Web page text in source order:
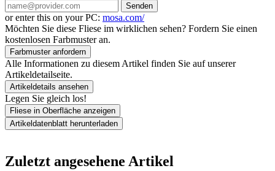
Senden
or enter this on your PC: mosa.com/
Möchten Sie diese Fliese im wirklichen sehen? Fordern Sie einen
kostenlosen Farbmuster an.
Farbmuster anfordern
Alle Informationen zu diesem Artikel finden Sie auf unserer
Artikeldetailseite.
Artikeldetails ansehen
Legen Sie gleich los!
Fliese in Oberfläche anzeigen
Artikeldatenblatt herunterladen
Zuletzt angesehene Artikel